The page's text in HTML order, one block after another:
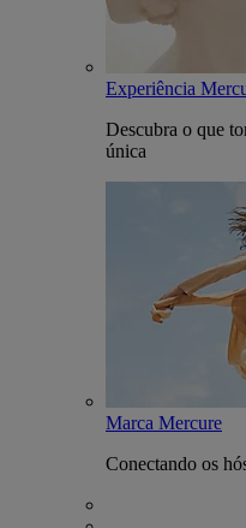
Experiência
Descubra o que
única
Marca Mercure
Conectando os